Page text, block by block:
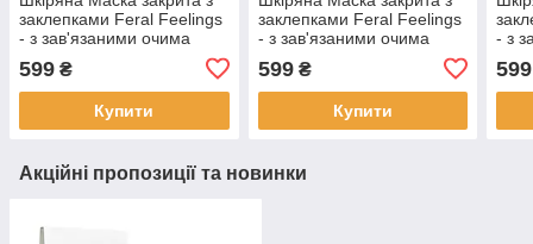
заклепками Feral Feelings
- з зав'язаними очима
599 ₴
Купити
заклепками Feral Feelings
- з зав'язаними очима
599₴
Купити
- з
599
Акційні пропозиції та новинки